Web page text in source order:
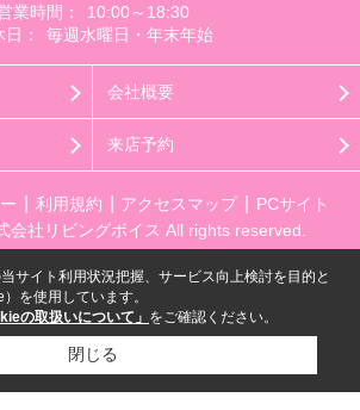
業時間：
10:00～18:30
：
毎週水曜日・年末年始
会社概要
来店予約
利用規約 アクセスマップ
PCサイト
会社リビングボイス All rights reserved.
サイト利用状況把握、サービス向上検討を目的と
を使用しています。
の取扱いについて」 をご確認ください。
閉じる